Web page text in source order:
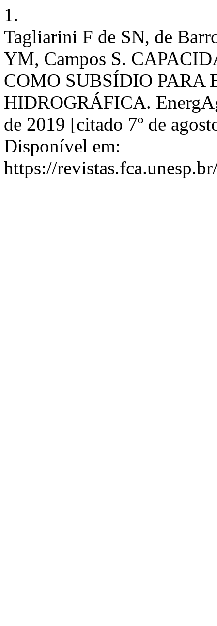
1.
Tagliarini F de SN, de
YM, Campos S.
COMO SUBSÍDIO PARA
HIDROGRÁFICA.
de 2019 [citado 7º de
Disponível em:
https://